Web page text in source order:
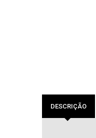
DESCRIÇÃO